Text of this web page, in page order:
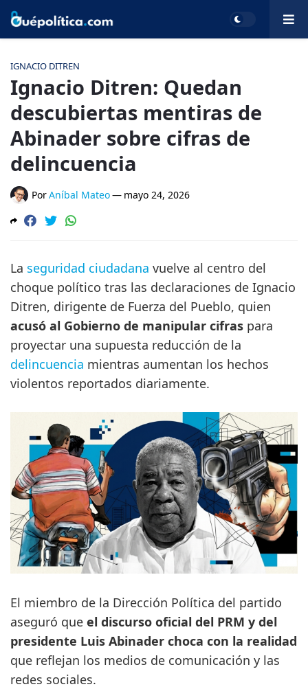
IGNACIO DITREN
Ignacio Ditren: Quedan
descubiertas mentiras de
Abinader sobre cifras de
delincuencia
PorAníbal Mateo— mayo 24, 2026
La seguridad ciudadana vuelve al centro del
choque político tras las declaraciones de Ignacio
Ditren, dirigente de Fuerza del Pueblo, quien
acusó al Gobierno de manipular cifras para
proyectar una supuesta reducción de la
delincuencia mientras aumentan los hechos
violentos reportados diariamente.
El miembro de la Dirección Política del partido
aseguró que el discurso oficial del PRM y del
presidente Luis Abinader choca con la realidad
que reflejan los medios de comunicación y las
redes sociales.